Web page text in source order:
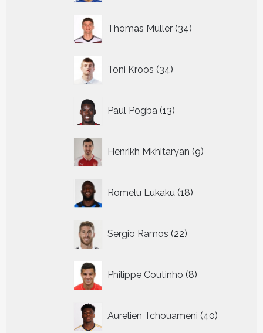
Thomas Muller 34
producten
Toni Kroos 34
producten
Paul Pogba 13
producten
Henrikh Mkhitaryan 9
producten
Romelu Lukaku 18
producten
Sergio Ramos 22
producten
Philippe Coutinho 8
producten
Aurelien Tchouameni 40
producten